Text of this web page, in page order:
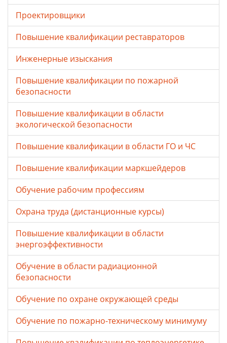
Проектировщики
Повышение квалификации реставраторов
Инженерные изыскания
Повышение квалификации по пожарной
безопасности
Повышение квалификации в области
экологической безопасности
Повышение квалификации в области ГО и ЧС
Повышение квалификации маркшейдеров
Обучение рабочим профессиям
Охрана труда (дистанционные курсы)
Повышение квалификации в области
энергоэффективности
Обучение в области радиационной
безопасности
Обучение по охране окружающей среды
Обучение по пожарно-техническому минимуму